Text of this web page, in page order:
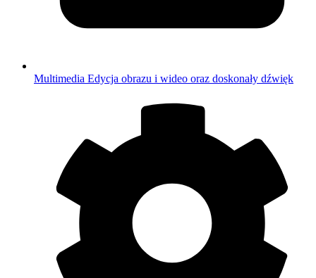
Multimedia Edycja obrazu i wideo oraz doskonały dźwięk